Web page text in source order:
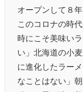
オープンして８
このコロナの時
時にこそ美味い
い」北海道の小
に進化したラー
なことはない」